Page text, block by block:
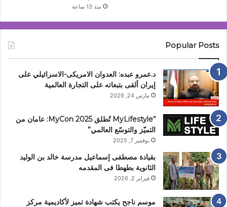
منذ 13 ساعة
Popular Posts
د.عمرو عبده: العدوان الامريكى-الاسرائيلي على
إيران ألقى بتبعاته على التجارة العالمية
مارس 24, 2026
“MyLifestyle تُطلق MyCon 2025: عامان من
التميّز والتوسّع العالمي”
نوفمبر 7, 2025
بقيادة مصطفى إسماعيل مدرسة خالد بن الوليد
الثانوية بطهطا فى المقدمه
فبراير 2, 2026
موسم ناجح يكتب شهادة تميز لأكاديمية مركز